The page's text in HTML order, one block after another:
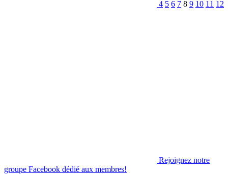
4 5 6 7 8 9 10 11 12
Rejoignez notre
groupe Facebook dédié aux membres!